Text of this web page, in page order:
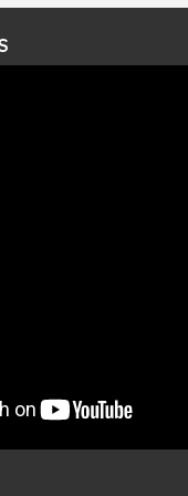
h et atteindre 80 à 100 km/h
Il parcourt la basse vallée
envahit le littoral
Camargue.